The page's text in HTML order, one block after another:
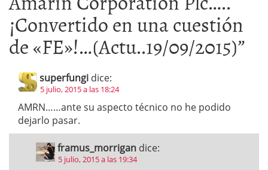
¡Convertido en una cuestión
de «FE»!…(Actu..19/09/2015)”
superfungi dice:
5 julio, 2015 a las 18:24
AMRN……ante su aspecto técnico no he podido
dejarlo pasar.
framus_morrigan dice:
5 julio, 2015 a las 19:34